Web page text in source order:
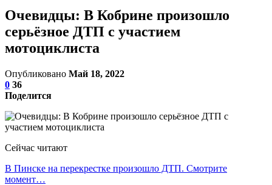
Очевидцы: В Кобрине произошло
серьёзное ДТП с участием
мотоциклиста
Опубликовано Май 18, 2022
0 36
Поделится
Сейчас читают
В Пинске на перекрестке произошло ДТП. Смотрите
момент…